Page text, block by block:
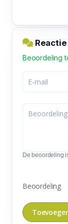
Reactie
Beoordeling
De beoordeling
Beoordeling